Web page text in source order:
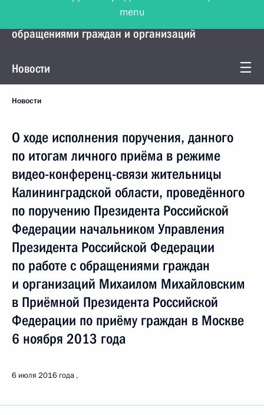
Управление Президента по работе с
обращениями граждан и организаций
Новости
Новости
О ходе исполнения поручения, данного
по итогам личного приёма в режиме
видео-конференц-связи жительницы
Калининградской области, проведённого
по поручению Президента Российской
Федерации начальником Управления
Президента Российской Федерации
по работе с обращениями граждан
и организаций Михаилом Михайловским
в Приёмной Президента Российской
Федерации по приёму граждан в Москве
6 ноября 2013 года
6 июля 2016 года